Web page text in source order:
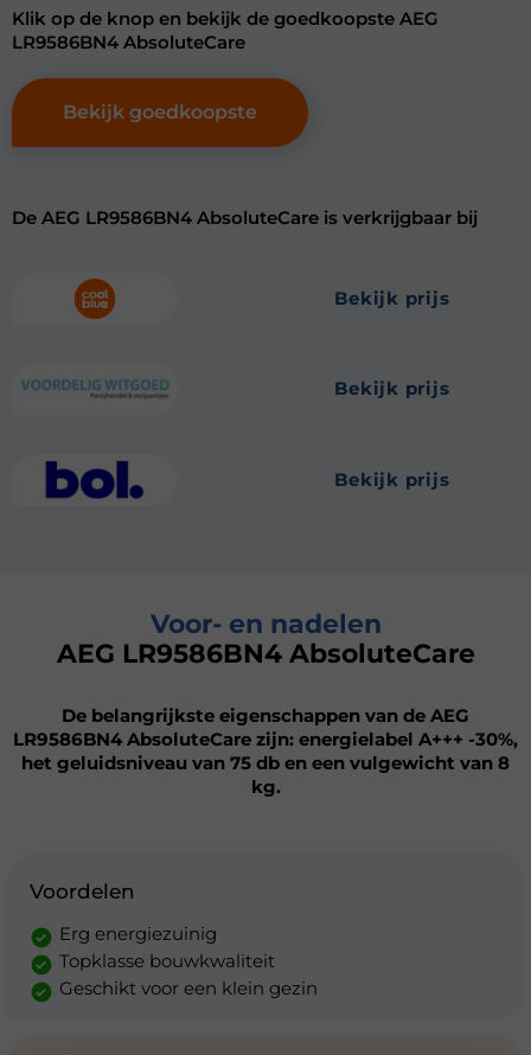
Klik op de knop en bekijk de goedkoopste AEG
LR9586BN4 AbsoluteCare
Bekijk goedkoopste
De AEG LR9586BN4 AbsoluteCare is verkrijgbaar bij
bekijk prijs
bekijk prijs
bekijk prijs
Voor- en nadelen
AEG LR9586BN4 AbsoluteCare
De belangrijkste eigenschappen van de AEG
LR9586BN4 AbsoluteCare zijn: energielabel A+++ -30%,
het geluidsniveau van 75 db en een vulgewicht van 8
kg.
Voordelen
Erg energiezuinig
Topklasse bouwkwaliteit
Geschikt voor een klein gezin